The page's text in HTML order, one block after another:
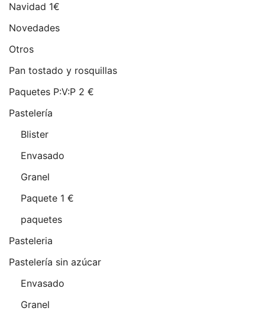
Navidad 1€
Novedades
Otros
Pan tostado y rosquillas
Paquetes P:V:P 2 €
Pastelería
Blister
Envasado
Granel
Paquete 1 €
paquetes
Pasteleria
Pastelería sin azúcar
Envasado
Granel